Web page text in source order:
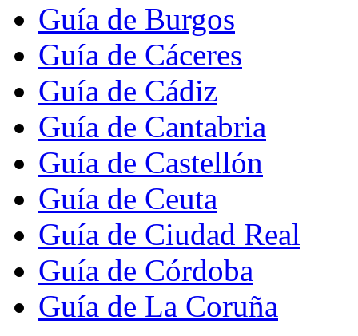
Guía de Burgos
Guía de Cáceres
Guía de Cádiz
Guía de Cantabria
Guía de Castellón
Guía de Ceuta
Guía de Ciudad Real
Guía de Córdoba
Guía de La Coruña